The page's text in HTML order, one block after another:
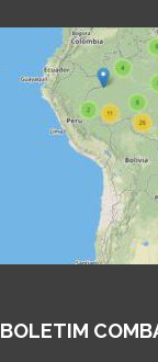
BOLETIM